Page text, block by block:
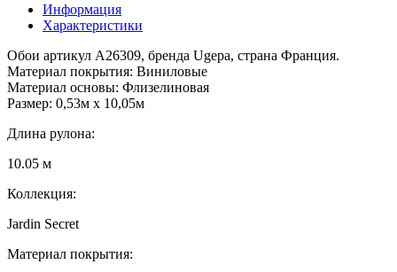
Информация
Характеристики
Обои артикул A26309, бренда Ugepa, страна Франция.
Материал покрытия: Виниловые
Материал основы: Флизелиновая
Размер: 0,53м x 10,05м
Длина рулона:
10.05 м
Коллекция:
Jardin Secret
Материал покрытия: